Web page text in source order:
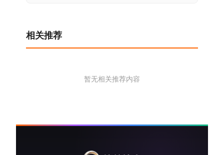
相关推荐
暂无相关推荐内容